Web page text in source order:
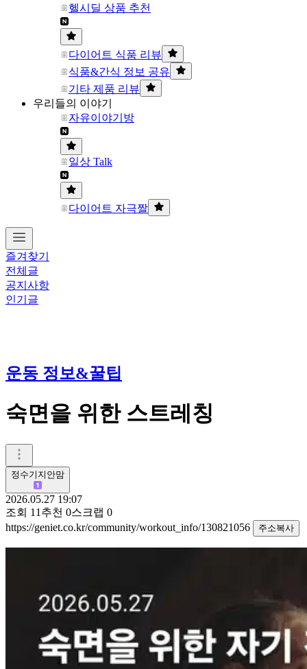
헬시딜 상품 추천
다이어트 식품 리뷰
식품&간식 정보 공유
기타 제품 리뷰
우리들의 이야기
자유이야기방
일상 Talk
다이어트 자극짤
즐겨찾기
전체글
공지사항
인기글
운동 정보&꿀팁
숙면을 위한 스트레칭
정수기지안맘
2026.05.27 19:07
조회 11 추천 0스크랩 0
https://geniet.co.kr/community/workout_info/130821056
주소복사